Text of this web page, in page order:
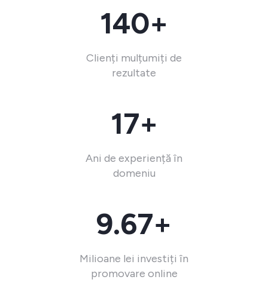
140+
Clienți mulțumiți de
rezultate
17+
Ani de experiență în
domeniu
9.67+
Milioane lei investiți în
promovare online